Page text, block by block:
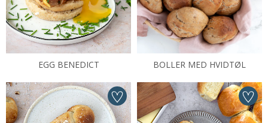
EGG BENEDICT BOLLER MED HVIDTØL